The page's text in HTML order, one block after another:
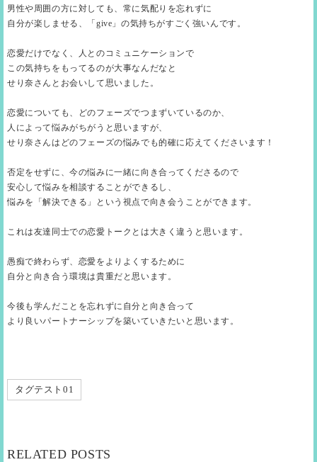
男性や周囲の方に対しても、常に気配りを忘れずに
自分が楽しませる、「give」の気持ちがすごく強いんです。
恋愛だけでなく、人とのコミュニケーションで
この気持ちをもってるのが大事なんだなと
せり奈さんとお会いして思いました。
恋愛についても、どのフェーズでつまずいているのか、
人によって悩みがちがうと思いますが、
せり奈さんはどのフェーズの悩みでも的確に応えてくださいます！
否定をせずに、今の悩みに一緒に向き合ってくださるので
安心して悩みを相談することができるし、
悩みを「解決できる」という視点で向き会うことができます。
これは友達同士での恋愛トークとは大きく違うと思います。
愚痴で終わらず、恋愛をよりよくするために
自分と向き合う環境は貴重だと思います。
今後も学んだことを忘れずに自分と向き合って
より良いパートナーシップを築いていきたいと思います。
タグテスト01
RELATED POSTS